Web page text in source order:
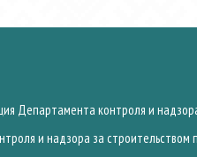
Департамента контроля и
и надзора за строительством